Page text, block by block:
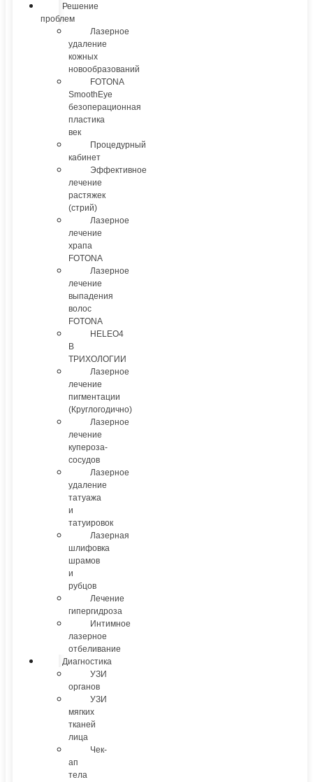
Решение
проблем
Лазерное
удаление
кожных
новообразований
FOTONA
SmoothEye
безоперационная
пластика
век
Процедурный
кабинет
Эффективное
лечение
растяжек
(стрий)
Лазерное
лечение
храпа
FOTONA
Лазерное
лечение
выпадения
волос
FOTONA
HELEO4
В
ТРИХОЛОГИИ
Лазерное
лечение
пигментации
(Круглогодично)
Лазерное
лечение
купероза-
сосудов
Лазерное
удаление
татуажа
и
татуировок
Лазерная
шлифовка
шрамов
и
рубцов
Лечение
гипергидроза
Интимное
лазерное
отбеливание
Диагностика
УЗИ
органов
УЗИ
мягких
тканей
лица
Чек-
ап
тела